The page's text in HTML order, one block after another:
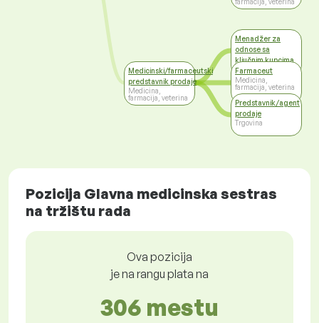
Medicinski/farmaceutski
predstavnik prodaje
Medicina,
farmacija, veterina
Menadžer za
odnose sa
ključnim kupcima
Trgovina
Farmaceut
Medicina,
farmacija, veterina
Predstavnik/agent
prodaje
Trgovina
Pozicija Glavna medicinska sestras
na tržištu rada
Ova pozicija
je na rangu plata na
306 mestu